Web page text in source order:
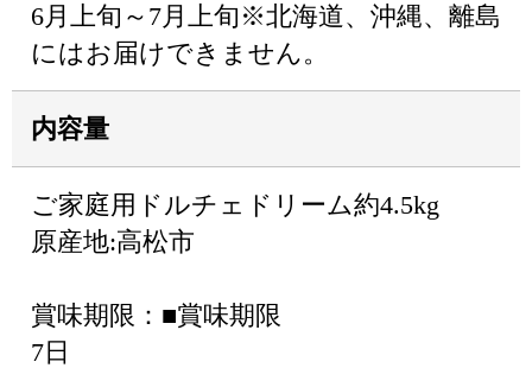
6月上旬～7月上旬※北海道、沖縄、離島
にはお届けできません。
内容量
ご家庭用ドルチェドリーム約4.5kg
原産地:高松市
賞味期限：■賞味期限
7日